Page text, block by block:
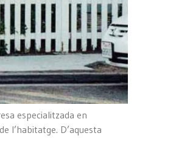
especialitzada en
l’habitatge. D’aquesta